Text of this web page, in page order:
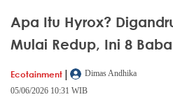
Apa Itu Hyrox?
Mulai Redup, Ini 8
Ecotainment |
Dimas Andhika
05/06/2026 10:31 WIB